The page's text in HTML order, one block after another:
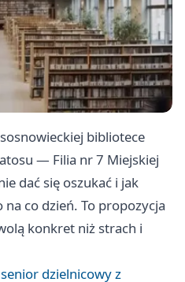
bibliotece
— Filia nr 7 Miejskiej
dać się oszukać i jak
co dzień. To propozycja
konkret niż strach i
dzielnicowy z